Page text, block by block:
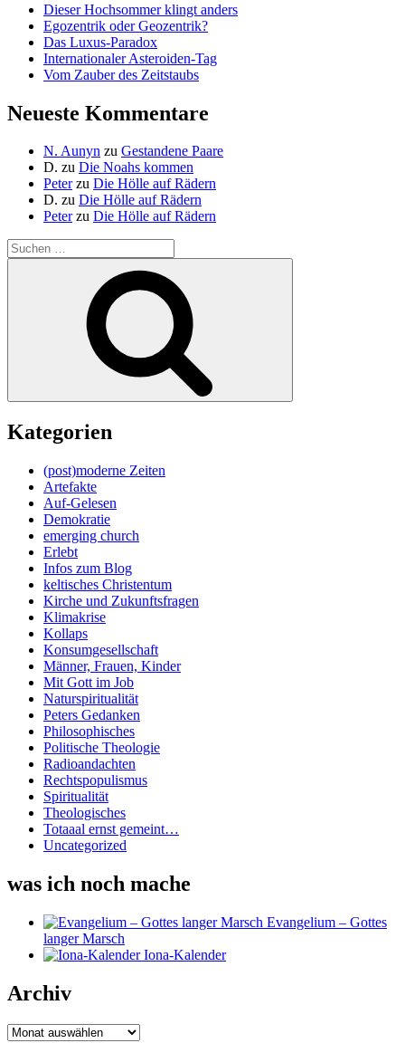
Dieser Hochsommer klingt anders
Egozentrik oder Geozentrik?
Das Luxus-Paradox
Internationaler Asteroiden-Tag
Vom Zauber des Zeitstaubs
Neueste Kommentare
N. Aunyn zu Gestandene Paare
D. zu Die Noahs kommen
Peterzu Die Hölle auf Rädern
D. zu Die Hölle auf Rädern
Peterzu Die Hölle auf Rädern
Suche
nach:
Kategorien
(post)moderne Zeiten
Artefakte
Auf-Gelesen
Demokratie
emerging church
Erlebt
Infos zum Blog
keltisches Christentum
Kirche und Zukunftsfragen
Klimakrise
Kollaps
Konsumgesellschaft
Männer, Frauen, Kinder
Mit Gott im Job
Naturspiritualität
Peters Gedanken
Philosophisches
Politische Theologie
Radioandachten
Rechtspopulismus
Spiritualität
Theologisches
Totaaal ernst gemeint…
Uncategorized
was ich noch mache
Evangelium – Gottes
langer Marsch
Iona-Kalender
Archiv
Archiv